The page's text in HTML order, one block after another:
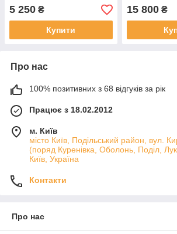
5 250 ₴
Купити
15 800₴
Про нас
100% позитивних з 68 відгуків за рік
Працює з 18.02.2012
м. Київ
місто Київ, Подільський район, вул.
(поряд Куренівка, Оболонь, Поділ,
Київ, Україна
Контакти
Про нас